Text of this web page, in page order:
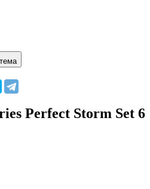
Perfect Storm Set 6